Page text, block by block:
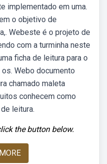
implementado em uma.
o objetivo de
Webeste é o projeto de
com a turminha neste
ficha de leitura para o
Webo documento
chamado maleta
conhecem como
leitura.
the button below.